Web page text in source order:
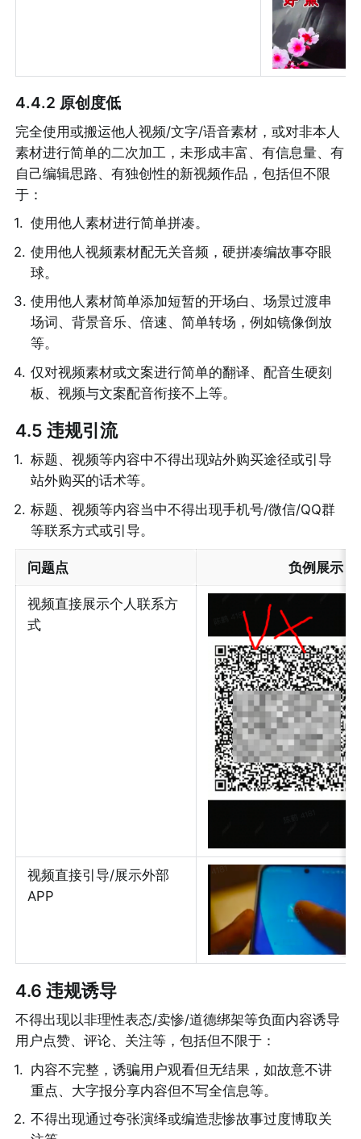
4.4.2 原创度低
完全使用或搬运他人视频/文字/语音素材，或对非本人
素材进行简单的二次加工，未形成丰富、有信息量、有
自己编辑思路、有独创性的新视频作品，包括但不限
于：
1. 使用他人素材进行简单拼凑。
2. 使用他人视频素材配无关音频，硬拼凑编故事夺眼
球。
3. 使用他人素材简单添加短暂的开场白、场景过渡串
场词、背景音乐、倍速、简单转场，例如镜像倒放
等。
4. 仅对视频素材或文案进行简单的翻译、配音生硬刻
板、视频与文案配音衔接不上等。
4.5 违规引流
1. 标题、视频等内容中不得出现站外购买途径或引导
站外购买的话术等。
2. 标题、视频等内容当中不得出现手机号/微信/QQ群
等联系方式或引导。
问题点 负例展示
视频直接展示个人联系方
式
视频直接引导/展示外部
APP
4.6 违规诱导
不得出现以非理性表态/卖惨/道德绑架等负面内容诱导
用户点赞、评论、关注等，包括但不限于：
1. 内容不完整，诱骗用户观看但无结果，如故意不讲
重点、大字报分享内容但不写全信息等。
2. 不得出现通过夸张演绎或编造悲惨故事过度博取关